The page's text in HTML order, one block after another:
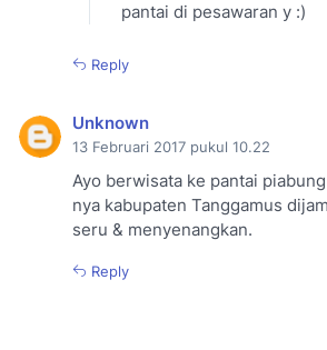
pantai di pesawaran y :)
Reply
Unknown
13 Februari 2017 pukul 10.22
Ayo berwisata ke pantai
nya kabupaten Tanggamus
seru & menyenangkan.
Reply